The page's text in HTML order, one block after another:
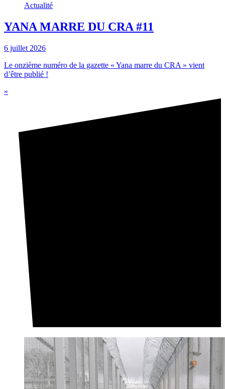
Actualité
YANA MARRE DU CRA #11
6 juillet 2026
Le onzième numéro de la gazette « Yana marre du CRA » vient
d’être publié !
»